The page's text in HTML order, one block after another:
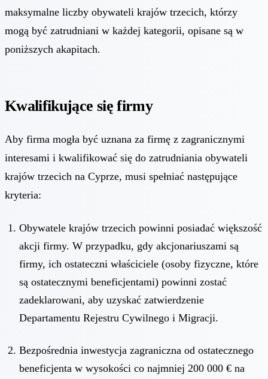
maksymalne liczby obywateli krajów trzecich, którzy
mogą być zatrudniani w każdej kategorii, opisane są w
poniższych akapitach.
Kwalifikujące się firmy
Aby firma mogła być uznana za firmę z zagranicznymi
interesami i kwalifikować się do zatrudniania obywateli
krajów trzecich na Cyprze, musi spełniać następujące
kryteria:
Obywatele krajów trzecich powinni posiadać większość
akcji firmy. W przypadku, gdy akcjonariuszami są
firmy, ich ostateczni właściciele (osoby fizyczne, które
są ostatecznymi beneficjentami) powinni zostać
zadeklarowani, aby uzyskać zatwierdzenie
Departamentu Rejestru Cywilnego i Migracji.
Bezpośrednia inwestycja zagraniczna od ostatecznego
beneficjenta w wysokości co najmniej 200 000 € na